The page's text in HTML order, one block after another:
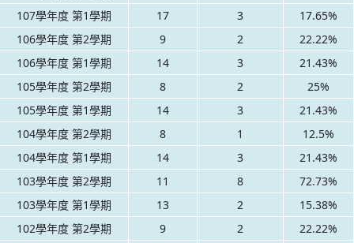
107學年度 第1學期
17 3
17.65%
106學年度 第2學期
9 2
22.22%
106學年度 第1學期
14 3
21.43%
105學年度 第2學期
8 2
25%
105學年度 第1學期
14 3
21.43%
104學年度 第2學期
8 1
12.5%
104學年度 第1學期
14 3
21.43%
103學年度 第2學期
11 8
72.73%
103學年度 第1學期
13 2
15.38%
102學年度 第2學期
9 2
22.22%